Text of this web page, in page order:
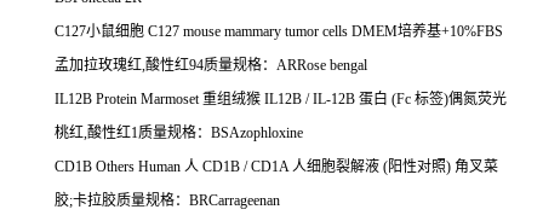
C127小鼠细胞 C127 mouse mammary tumor cells DMEM培养基+10%FBS
孟加拉玫瑰红,酸性红94质量规格： ARRose bengal
IL12B Protein Marmoset重组绒猴 IL12B / IL-12B 蛋白 (Fc 标签)偶氮荧光
桃红,酸性红1质量规格： BSAzophloxine
CD1B Others Human 人 CD1B / CD1A人细胞裂解液 (阳性对照) 角叉菜
胶;卡拉胶质量规格： BRCarrageenan